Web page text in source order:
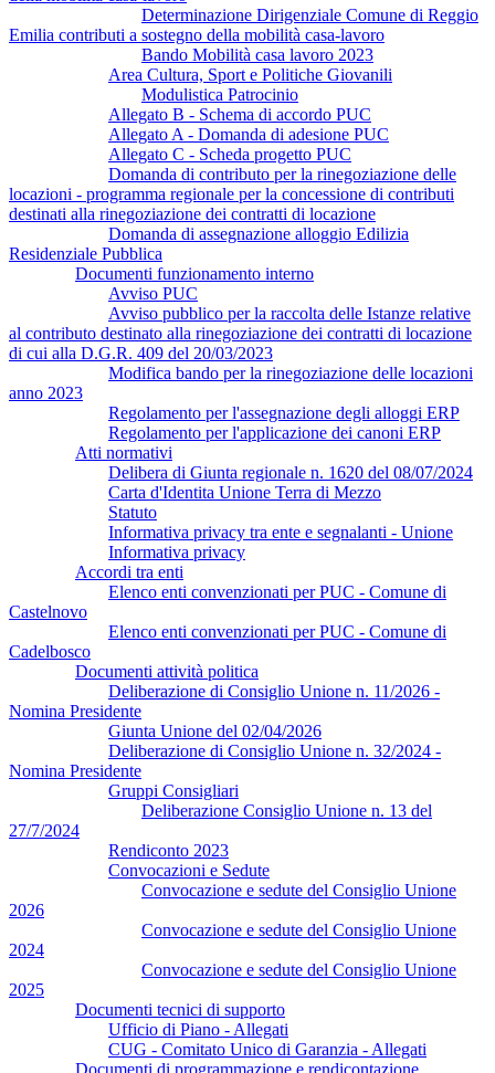
Determinazione Dirigenziale Comune di Reggio
Emilia contributi a sostegno della mobilità casa-lavoro
Bando Mobilità casa lavoro 2023
Area Cultura, Sport e Politiche Giovanili
Modulistica Patrocinio
Allegato B - Schema di accordo PUC
Allegato A - Domanda di adesione PUC
Allegato C - Scheda progetto PUC
Domanda di contributo per la rinegoziazione delle
locazioni - programma regionale per la concessione di contributi
destinati alla rinegoziazione dei contratti di locazione
Domanda di assegnazione alloggio Edilizia
Residenziale Pubblica
Documenti funzionamento interno
Avviso PUC
Avviso pubblico per la raccolta delle Istanze relative
al contributo destinato alla rinegoziazione dei contratti di locazione
di cui alla D.G.R. 409 del 20/03/2023
Modifica bando per la rinegoziazione delle locazioni
anno 2023
Regolamento per l'assegnazione degli alloggi ERP
Regolamento per l'applicazione dei canoni ERP
Atti normativi
Delibera di Giunta regionale n. 1620 del 08/07/2024
Carta d'Identita Unione Terra di Mezzo
Statuto
Informativa privacy tra ente e segnalanti - Unione
Informativa privacy
Accordi tra enti
Elenco enti convenzionati per PUC - Comune di
Castelnovo
Elenco enti convenzionati per PUC - Comune di
Cadelbosco
Documenti attività politica
Deliberazione di Consiglio Unione n. 11/2026 -
Nomina Presidente
Giunta Unione del 02/04/2026
Deliberazione di Consiglio Unione n. 32/2024 -
Nomina Presidente
Gruppi Consigliari
Deliberazione Consiglio Unione n. 13 del
27/7/2024
Rendiconto 2023
Convocazioni e Sedute
Convocazione e sedute del Consiglio Unione
2026
Convocazione e sedute del Consiglio Unione
2024
Convocazione e sedute del Consiglio Unione
2025
Documenti tecnici di supporto
Ufficio di Piano - Allegati
CUG - Comitato Unico di Garanzia - Allegati
Documenti di programmazione e rendicontazione